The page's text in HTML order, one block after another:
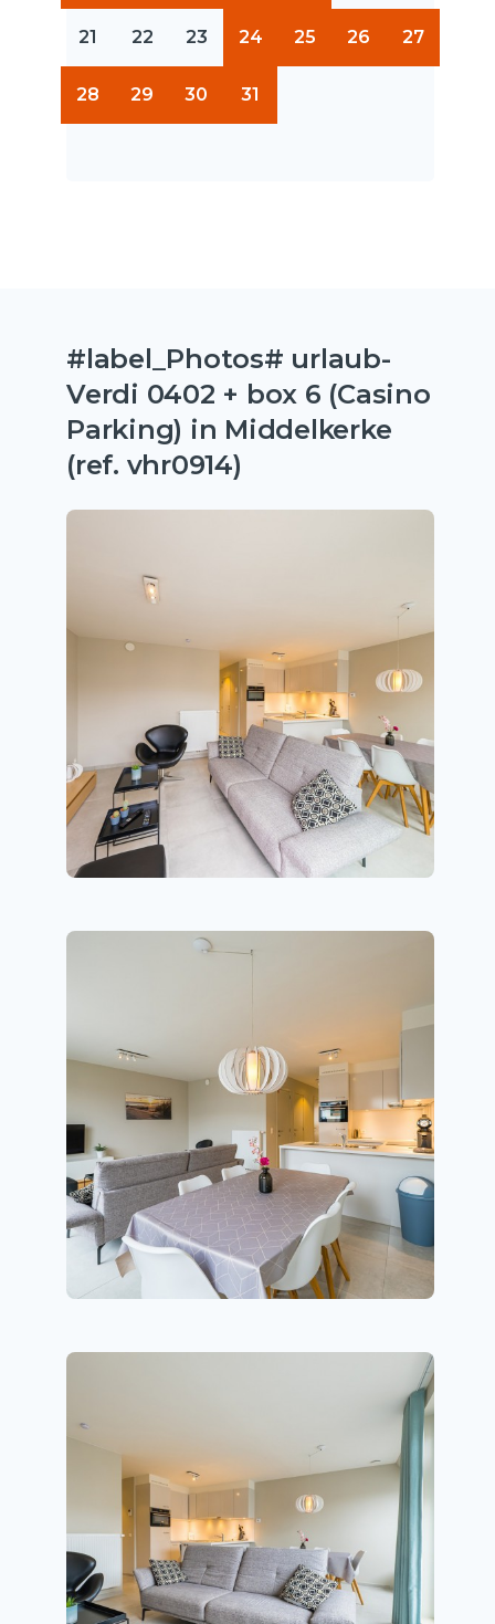
21 22 23 24 25 26 27
28 29 30 31
#label_Photos# urlaub-
Verdi 0402 + box 6 (Casino
Parking) in Middelkerke
(ref. vhr0914)